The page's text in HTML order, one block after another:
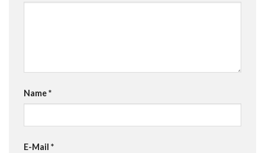
Name*
E-Mail *